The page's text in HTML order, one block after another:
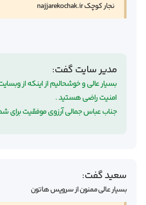
نجار کوچک najjarekochak.ir
مدیر سایتگفت:
بسیار عالی و خوشحالیم از اینکه از
امنیت راضی هستید .
جناب عباس جمالی آرزوی موفقیت برای
سعیدگفت:
بسیار عالی ممنون از سرویس هاتون